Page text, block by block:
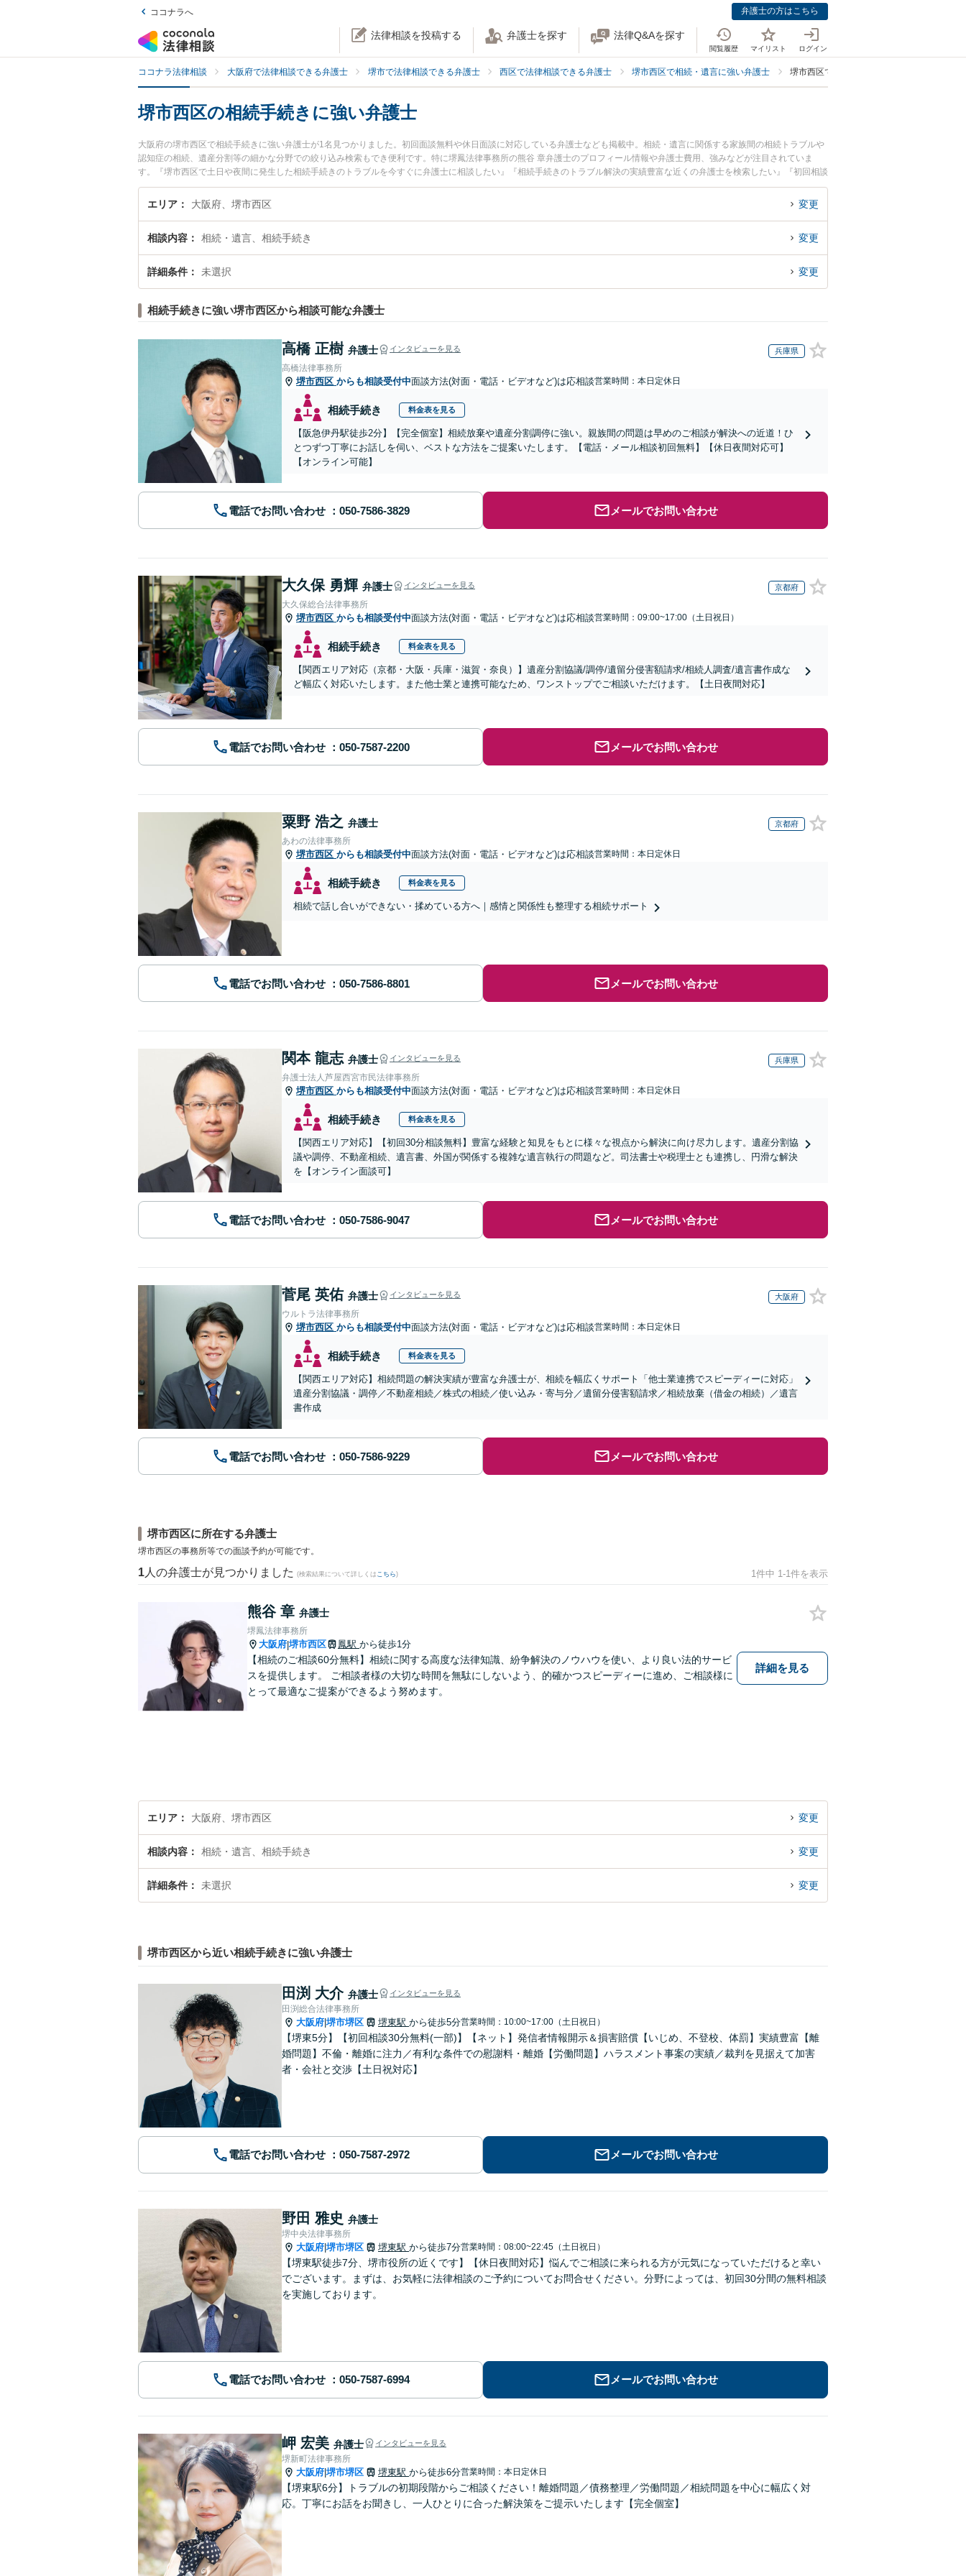
ココナラへ 弁護士の方はこちら
法律相談を投稿する 弁護士を探す 法律Q&Aを探す
閲覧履歴 マイリスト ログイン
ココナラ法律相談 大阪府で法律相談できる弁護士 堺市で法律相談できる弁護士 西区で法律相談できる弁護士 堺市西区で相続・遺言に強い弁護士 堺市西区で相続手続きに強い弁護士
堺市西区の相続手続きに強い弁護士
大阪府の堺市西区で相続手続きに強い弁護士が1名見つかりました。初回面談無料や休日面談に対応している弁護士なども掲載中。相続・遺言に関係する家族間の相続トラブルや
認知症の相続、遺産分割等の細かな分野での絞り込み検索もでき便利です。特に堺鳳法律事務所の熊谷 章弁護士のプロフィール情報や弁護士費用、強みなどが注目されていま
す。『堺市西区で土日や夜間に発生した相続手続きのトラブルを今すぐに弁護士に相談したい』『相続手続きのトラブル解決の実績豊富な近くの弁護士を検索したい』『初回相談
無料で相続手続きを法律相談できる堺市西区内の弁護士に相談予約したい』などでお困りの相談者さんにおすすめです。
エリア 大阪府、堺市西区 変更
相談内容 相続・遺言、相続手続き 変更
詳細条件 未選択 変更
相続手続きに強い堺市西区から相談可能な弁護士
高橋 正樹 弁護士 インタビューを見る 兵庫県
高橋法律事務所
堺市西区 からも相談受付中面談方法(対面・電話・ビデオなど)は応相談営業時間：本日定休日
相続手続き 料金表を見る
【阪急伊丹駅徒歩2分】【完全個室】相続放棄や遺産分割調停に強い。親族間の問題は早めのご相談が解決への近道！ひ
とつずつ丁寧にお話しを伺い、ベストな方法をご提案いたします。【電話・メール相談初回無料】【休日夜間対応可】
【オンライン可能】
電話でお問い合わせ メールでお問い合わせ
大久保 勇輝 弁護士 インタビューを見る 京都府
大久保総合法律事務所
堺市西区 からも相談受付中面談方法(対面・電話・ビデオなど)は応相談営業時間：09:00~17:00（土日祝日）
相続手続き 料金表を見る
【関西エリア対応（京都・大阪・兵庫・滋賀・奈良）】遺産分割協議/調停/遺留分侵害額請求/相続人調査/遺言書作成な
ど幅広く対応いたします。また他士業と連携可能なため、ワンストップでご相談いただけます。【土日夜間対応】
電話でお問い合わせ メールでお問い合わせ
粟野 浩之 弁護士 京都府
あわの法律事務所
堺市西区 からも相談受付中面談方法(対面・電話・ビデオなど)は応相談営業時間：本日定休日
相続手続き 料金表を見る
相続で話し合いができない・揉めている方へ｜感情と関係性も整理する相続サポート
電話でお問い合わせ メールでお問い合わせ
関本 龍志 弁護士 インタビューを見る 兵庫県
弁護士法人芦屋西宮市民法律事務所
堺市西区 からも相談受付中面談方法(対面・電話・ビデオなど)は応相談営業時間：本日定休日
相続手続き 料金表を見る
【関西エリア対応】【初回30分相談無料】豊富な経験と知見をもとに様々な視点から解決に向け尽力します。遺産分割協
議や調停、不動産相続、遺言書、外国が関係する複雑な遺言執行の問題など。司法書士や税理士とも連携し、円滑な解決
を【オンライン面談可】
電話でお問い合わせ メールでお問い合わせ
菅尾 英佑 弁護士 インタビューを見る 大阪府
ウルトラ法律事務所
堺市西区 からも相談受付中面談方法(対面・電話・ビデオなど)は応相談営業時間：本日定休日
相続手続き 料金表を見る
【関西エリア対応】相続問題の解決実績が豊富な弁護士が、相続を幅広くサポート「他士業連携でスピーディーに対応」
遺産分割協議・調停／不動産相続／株式の相続／使い込み・寄与分／遺留分侵害額請求／相続放棄（借金の相続）／遺言
書作成
電話でお問い合わせ メールでお問い合わせ
堺市西区に所在する弁護士
堺市西区の事務所等での面談予約が可能です。
1 人の弁護士が見つかりました (検索結果について詳しくは こちら) 1件中 1-1件を表示
熊谷 章 弁護士
堺鳳法律事務所
大阪府|堺市西区 鳳駅 から徒歩1分
【相続のご相談60分無料】相続に関する高度な法律知識、紛争解決のノウハウを使い、より良い法的サービ
スを提供します。 ご相談者様の大切な時間を無駄にしないよう、的確かつスピーディーに進め、ご相談様に
とって最適なご提案ができるよう努めます。
詳細を見る
エリア 大阪府、堺市西区 変更
相談内容 相続・遺言、相続手続き 変更
詳細条件 未選択 変更
堺市西区から近い相続手続きに強い弁護士
田渕 大介 弁護士 インタビューを見る
田渕総合法律事務所
大阪府 堺市堺区 堺東駅 から徒歩5分営業時間：10:00~17:00（土日祝日）
【堺東5分】【初回相談30分無料(一部)】【ネット】発信者情報開示＆損害賠償【いじめ、不登校、体罰】実績豊富【離
婚問題】不倫・離婚に注力／有利な条件での慰謝料・離婚【労働問題】ハラスメント事案の実績／裁判を見据えて加害
者・会社と交渉【土日祝対応】
電話でお問い合わせ メールでお問い合わせ
野田 雅史 弁護士
堺中央法律事務所
大阪府 堺市堺区 堺東駅 から徒歩7分営業時間：08:00~22:45（土日祝日）
【堺東駅徒歩7分、堺市役所の近くです】【休日夜間対応】悩んでご相談に来られる方が元気になっていただけると幸い
でございます。まずは、お気軽に法律相談のご予約についてお問合せください。分野によっては、初回30分間の無料相談
を実施しております。
電話でお問い合わせ メールでお問い合わせ
岬 宏美 弁護士 インタビューを見る
堺新町法律事務所
大阪府 堺市堺区 堺東駅 から徒歩6分営業時間：本日定休日
【堺東駅6分】トラブルの初期段階からご相談ください！離婚問題／債務整理／労働問題／相続問題を中心に幅広く対
応。丁寧にお話をお聞きし、一人ひとりに合った解決策をご提示いたします【完全個室】